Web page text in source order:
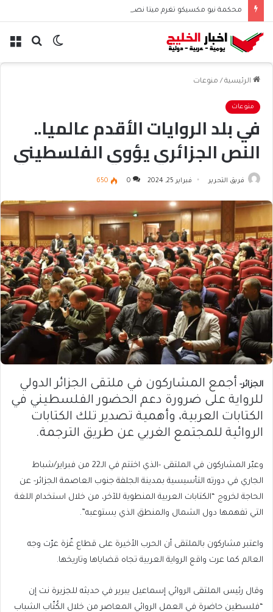
محكمة نيو مكسيكو تغرم ميتا نصف مليار دولار بسبب الأطفال
بحث الوضع
الرئيسية / منوعات
منوعات
في بلد الروايات الأقدم عالميا..
النص الجزائري يؤوي الفلسطيني
فريق التحرير فبراير 25, 2024 0
650
الجزائر- أجمع المشاركون في ملتقى الجزائر الدولي
للرواية على ضرورة دعم الحضور الفلسطيني في
الكتابات العربية، وأهمية تصدير تلك الكتابات
الروائية للمجتمع الغربي عن طريق الترجمة.
وعبّر المشاركون في الملتقى -الذي اختتم في الـ22 من فبراير/شباط
الجاري في دورته التأسيسية بمدينة الجلفة جنوب العاصمة الجزائر- عن
الحاجة لخروج “الكتابات العربية المنطوية للآخر، من خلال استخدام اللغة
التي تفهمها دول الشمال والمنطق الذي يستوعبه”.
واعتبر مشاركون بالملتقى أن الحرب الأخيرة على قطاع غّزة عرّت وجه
العالم كما عرت واقع الرواية العربية تجاه قضاياها وتاريخها.
وقال رئيس الملتقى الروائي إسماعيل يبرير في حديثه للجزيرة نت إن
“فلسطين حاضرة في العمل الروائي المعاصر من خلال الكُتّاب الشباب